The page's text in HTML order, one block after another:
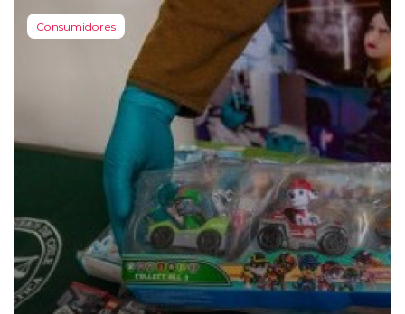
Consumidores